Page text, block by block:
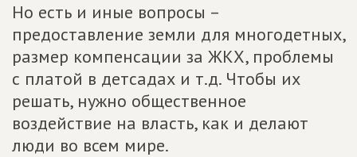
Но есть и иные вопросы –
предоставление земли для многодетных,
размер компенсации за ЖКХ, проблемы
с платой в детсадах и т.д. Чтобы их
решать, нужно общественное
воздействие на власть, как и делают
люди во всем мире.